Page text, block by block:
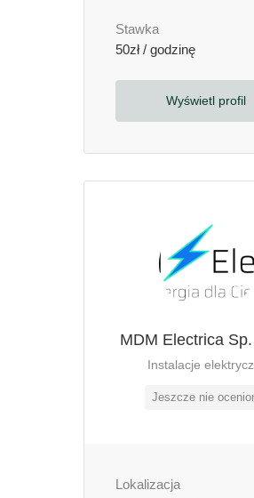
Stawka
50zł / godzinę
Wyświetl profil
MDM Electrica
Instalacje
Jeszcze nie
Lokalizacja